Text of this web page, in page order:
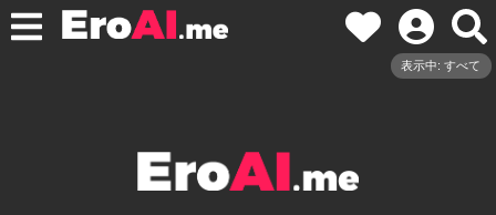
表示中: すべて